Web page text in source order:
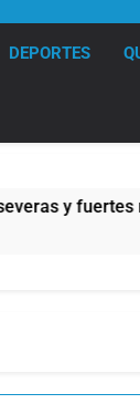
DEPORTES
ráfagas